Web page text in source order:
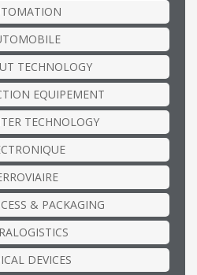
TECHNOLOGY
EQUIPEMENT
TECHNOLOGY
& PACKAGING
DEVICES